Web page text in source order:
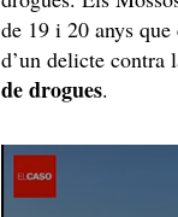
de 19 i 20 anys
d’un delicte
de drogues.